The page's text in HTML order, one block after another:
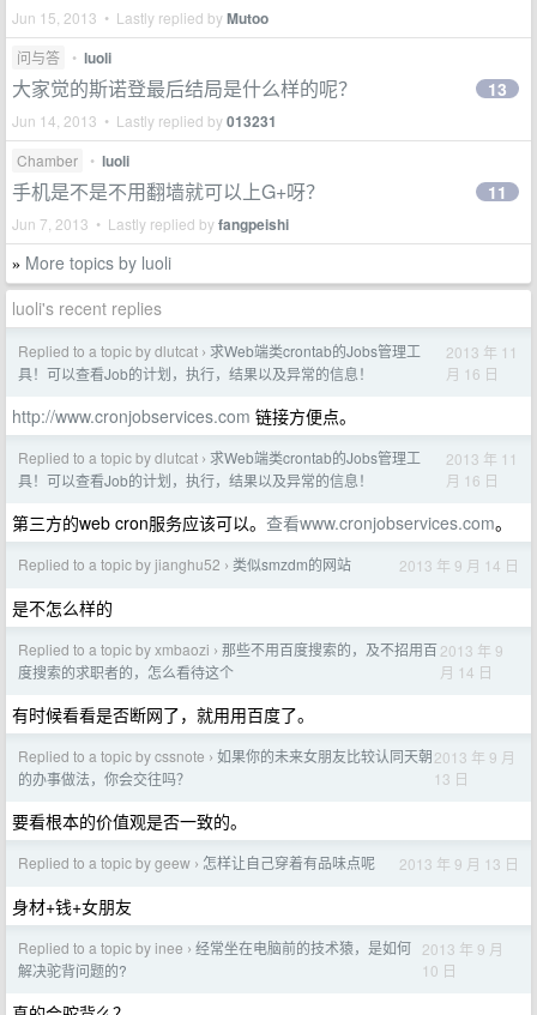
Jun 15, 2013 • Lastly replied byMutoo
问与答 • luoli
大家觉的斯诺登最后结局是什么样的呢？
Jun 14, 2013 • Lastly replied by013231
13
Chamber • luoli
手机是不是不用翻墙就可以上G+呀？
Jun 7, 2013 • Lastly replied byfangpeishi
11
» More topics by luoli
luoli's recent replies
Replied to a topic by dlutcat › 求Web端类crontab的Jobs管理工
具！可以查看Job的计划，执行，结果以及异常的信息！
2013 年 11
月 16 日
http://www.cronjobservices.com 链接方便点。
Replied to a topic by dlutcat › 求Web端类crontab的Jobs管理工
具！可以查看Job的计划，执行，结果以及异常的信息！
2013 年 11
月 16 日
第三方的web cron服务应该可以。 查看www.cronjobservices.com。
Replied to a topic by jianghu52 › 类似smzdm的网站 2013 年 9 月 14 日
是不怎么样的
Replied to a topic by xmbaozi › 那些不用百度搜索的，及不招用百
度搜索的求职者的，怎么看待这个
2013 年 9
月 14 日
有时候看看是否断网了，就用用百度了。
Replied to a topic by cssnote › 如果你的未来女朋友比较认同天朝
的办事做法，你会交往吗？
2013 年 9 月
13 日
要看根本的价值观是否一致的。
Replied to a topic by geew › 怎样让自己穿着有品味点呢 2013 年 9 月 13 日
身材+钱+女朋友
Replied to a topic by inee › 经常坐在电脑前的技术猿，是如何
解决驼背问题的?
2013 年 9 月
10 日